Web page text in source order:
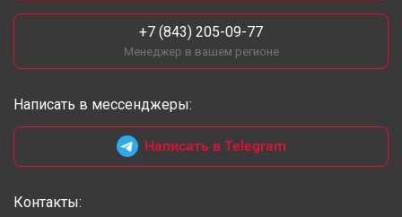
+7 (843) 205-09-77
Менеджер в вашем регионе
Написать в мессенджеры:
Написать в Telegram
Контакты: